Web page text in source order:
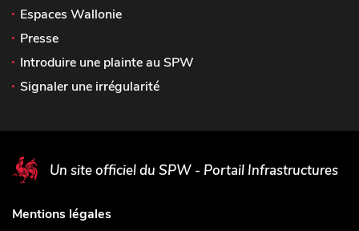
Espaces Wallonie
Presse
Introduire une plainte au SPW
Signaler une irrégularité
Un site officiel du SPW - Portail Infrastructures
Mentions légales